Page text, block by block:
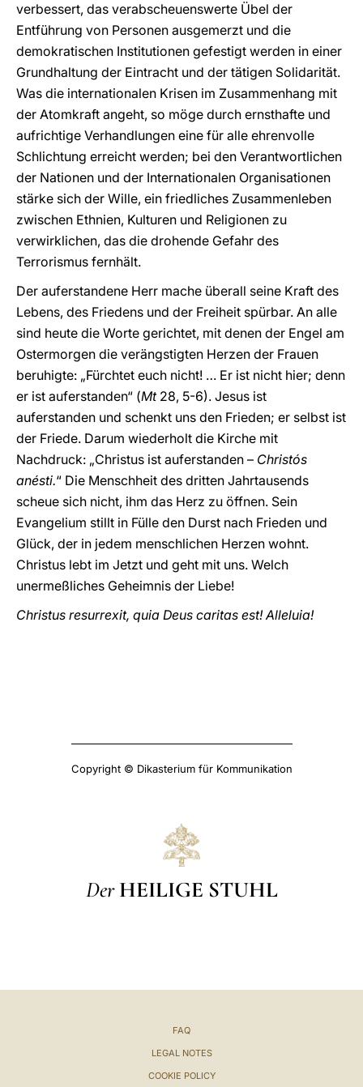
verbessert, das verabscheuenswerte Übel der
Entführung von Personen ausgemerzt und die
demokratischen Institutionen gefestigt werden in einer
Grundhaltung der Eintracht und der tätigen Solidarität.
Was die internationalen Krisen im Zusammenhang mit
der Atomkraft angeht, so möge durch ernsthafte und
aufrichtige Verhandlungen eine für alle ehrenvolle
Schlichtung erreicht werden; bei den Verantwortlichen
der Nationen und der Internationalen Organisationen
stärke sich der Wille, ein friedliches Zusammenleben
zwischen Ethnien, Kulturen und Religionen zu
verwirklichen, das die drohende Gefahr des
Terrorismus fernhält.
Der auferstandene Herr mache überall seine Kraft des
Lebens, des Friedens und der Freiheit spürbar. An alle
sind heute die Worte gerichtet, mit denen der Engel am
Ostermorgen die verängstigten Herzen der Frauen
beruhigte: „Fürchtet euch nicht! … Er ist nicht hier; denn
er ist auferstanden“ (Mt28, 5-6). Jesus ist
auferstanden und schenkt uns den Frieden; er selbst ist
der Friede. Darum wiederholt die Kirche mit
Nachdruck: „Christus ist auferstanden – Christós
anésti.“ Die Menschheit des dritten Jahrtausends
scheue sich nicht, ihm das Herz zu öffnen. Sein
Evangelium stillt in Fülle den Durst nach Frieden und
Glück, der in jedem menschlichen Herzen wohnt.
Christus lebt im Jetzt und geht mit uns. Welch
unermeßliches Geheimnis der Liebe!
Christus resurrexit, quia Deus caritas est! Alleluia!
Copyright © Dikasterium für Kommunikation
Der HEILIGE STUHL
FAQ
LEGAL NOTES
COOKIE POLICY